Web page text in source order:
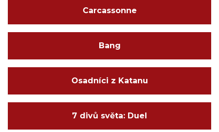
Carcassonne
Bang
Osadníci z Katanu
7 divů světa: Duel